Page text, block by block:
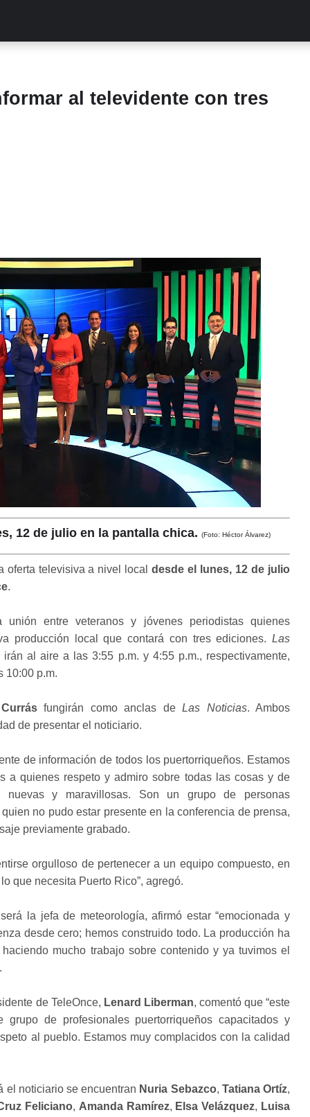
al televidente con tres
12 de julio en la pantalla chica. (Foto: Héctor Álvarez)
oferta televisiva a nivel localdesde el lunes, 12 de julio
.
entre veteranos y jóvenes periodistas quienes
producción local que contará con tres ediciones. Las
al aire a las 3:55 p.m. y 4:55 p.m., respectivamente,
10:00 p.m.
fungirán como anclas de Las Noticias. Ambos
de presentar el noticiario.
de información de todos los puertorriqueños. Estamos
a quienes respeto y admiro sobre todas las cosas y de
y maravillosas. Son un grupo de personas
no pudo estar presente en la conferencia de prensa,
previamente grabado.
orgulloso de pertenecer a un equipo compuesto, en
que necesita Puerto Rico”, agregó.
será la jefa de meteorología, afirmó estar “emocionada y
desde cero; hemos construido todo. La producción ha
mucho trabajo sobre contenido y ya tuvimos el
de TeleOnce, Lenard Liberman, comentó que “este
de profesionales puertorriqueños capacitados y
al pueblo. Estamos muy complacidos con la calidad
el noticiario se encuentran Nuria Sebazco, Tatiana Ortíz,
Feliciano, Amanda Ramírez, Elsa Velázquez, Luisa